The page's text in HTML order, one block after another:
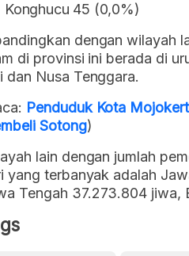
Konghucu 45 (0,0%)
dengan wilayah
di provinsi ini berada di
dan Nusa Tenggara.
Penduduk Kota
Sotong)
lain dengan jumlah
yang terbanyak adalah
Tengah 37.273.804 jiwa,